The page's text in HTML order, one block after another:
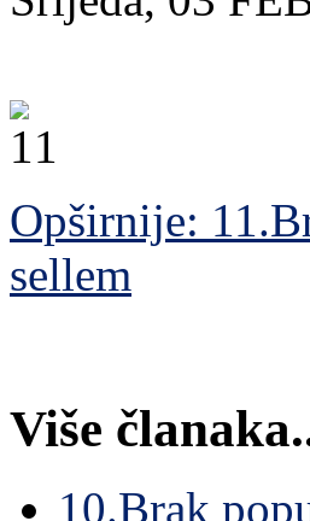
Opširnije:
sellem
Više
10.Brak